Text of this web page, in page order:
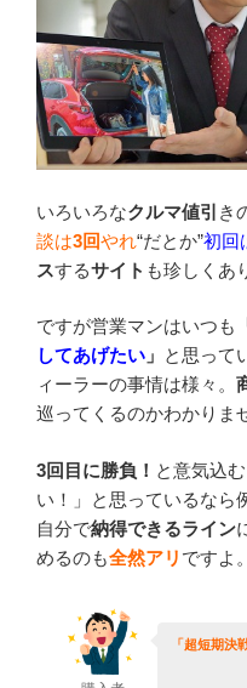
いろいろなクルマ値引 き
談は3回やれ“だとか”初回
スするサイト も珍しくあ
ですが営業マンはいつも
してあげたい 」 と思って
ィーラーの事情は様々。
巡ってくるのかわかりま
3回目に勝負！ と意気込
い！」と思っているなら
自分で納得できるライン
めるのも全然アリ ですよ。
「超短期決